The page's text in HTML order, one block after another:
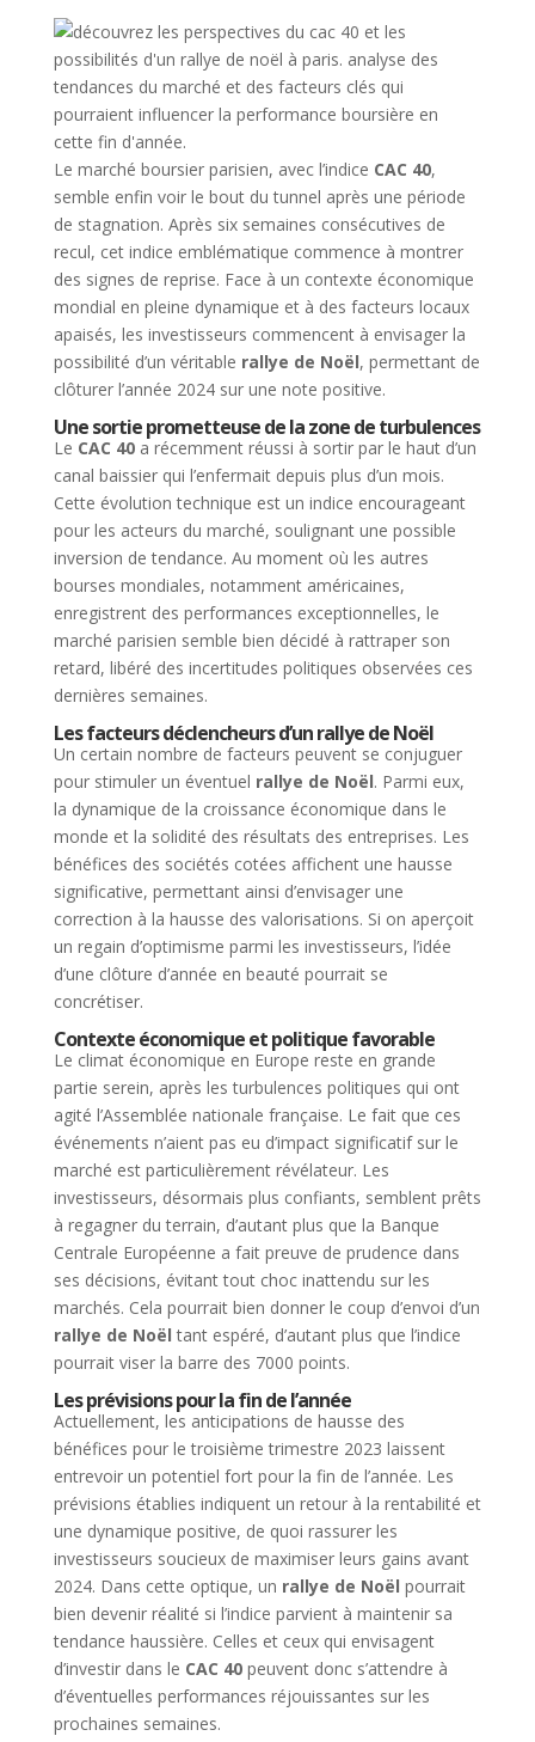
Le marché boursier parisien, avec l’indice CAC 40,
semble enfin voir le bout du tunnel après une période
de stagnation. Après six semaines consécutives de
recul, cet indice emblématique commence à montrer
des signes de reprise. Face à un contexte économique
mondial en pleine dynamique et à des facteurs locaux
apaisés, les investisseurs commencent à envisager la
possibilité d’un véritable rallye de Noël, permettant de
clôturer l’année 2024 sur une note positive.
Une sortie prometteuse de la zone de turbulences
Le CAC 40a récemment réussi à sortir par le haut d’un
canal baissier qui l’enfermait depuis plus d’un mois.
Cette évolution technique est un indice encourageant
pour les acteurs du marché, soulignant une possible
inversion de tendance. Au moment où les autres
bourses mondiales, notamment américaines,
enregistrent des performances exceptionnelles, le
marché parisien semble bien décidé à rattraper son
retard, libéré des incertitudes politiques observées ces
dernières semaines.
Les facteurs déclencheurs d’un rallye de Noël
Un certain nombre de facteurs peuvent se conjuguer
pour stimuler un éventuel rallye de Noël. Parmi eux,
la dynamique de la croissance économique dans le
monde et la solidité des résultats des entreprises. Les
bénéfices des sociétés cotées affichent une hausse
significative, permettant ainsi d’envisager une
correction à la hausse des valorisations. Si on aperçoit
un regain d’optimisme parmi les investisseurs, l’idée
d’une clôture d’année en beauté pourrait se
concrétiser.
Contexte économique et politique favorable
Le climat économique en Europe reste en grande
partie serein, après les turbulences politiques qui ont
agité l’Assemblée nationale française. Le fait que ces
événements n’aient pas eu d’impact significatif sur le
marché est particulièrement révélateur. Les
investisseurs, désormais plus confiants, semblent prêts
à regagner du terrain, d’autant plus que la Banque
Centrale Européenne a fait preuve de prudence dans
ses décisions, évitant tout choc inattendu sur les
marchés. Cela pourrait bien donner le coup d’envoi d’un
rallye de Noël tant espéré, d’autant plus que l’indice
pourrait viser la barre des 7000 points.
Les prévisions pour la fin de l’année
Actuellement, les anticipations de hausse des
bénéfices pour le troisième trimestre 2023 laissent
entrevoir un potentiel fort pour la fin de l’année. Les
prévisions établies indiquent un retour à la rentabilité et
une dynamique positive, de quoi rassurer les
investisseurs soucieux de maximiser leurs gains avant
2024. Dans cette optique, un rallye de Noël pourrait
bien devenir réalité si l’indice parvient à maintenir sa
tendance haussière. Celles et ceux qui envisagent
d’investir dans le CAC 40peuvent donc s’attendre à
d’éventuelles performances réjouissantes sur les
prochaines semaines.